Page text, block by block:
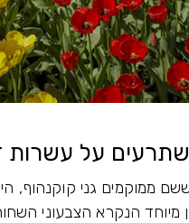
על עשרות
ממוקמים גני קוקנהוף,
מיוחד הנקרא הצבעוני